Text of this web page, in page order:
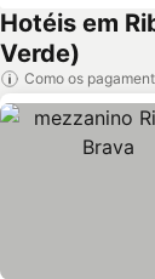
Hotéis em
Verde)
Como os